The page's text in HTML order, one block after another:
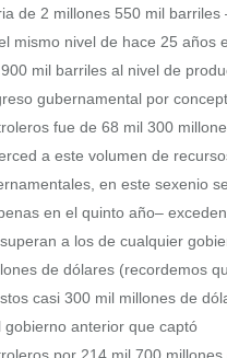
de 2 millones 550 mil barriles
mismo nivel de hace 25 años e
mil barriles al nivel de
gubernamental por
fue de 68 mil 300
a este volumen de
en este sexenio se
en el quinto año–
a los de cualquier
de dólares (recordemos
casi 300 mil millones de
gobierno anterior que captó